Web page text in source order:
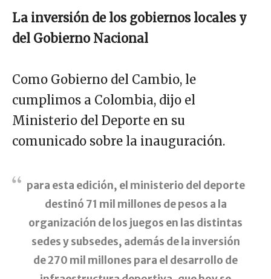
La inversión de los gobiernos locales y
del Gobierno Nacional
Como Gobierno del Cambio, le
cumplimos a Colombia, dijo el
Ministerio del Deporte en su
comunicado sobre la inauguración.
para esta edición, el ministerio del deporte
destinó 71 mil millones de pesos a la
organización de los juegos en las distintas
sedes y subsedes, además de la inversión
de 270 mil millones para el desarrollo de